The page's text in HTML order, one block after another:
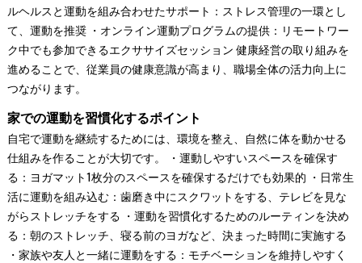
ルヘルスと運動を組み合わせたサポート：ストレス管理の一環とし
て、運動を推奨 ・オンライン運動プログラムの提供：リモートワー
ク中でも参加できるエクササイズセッション 健康経営の取り組みを
進めることで、従業員の健康意識が高まり、職場全体の活力向上に
つながります。
家での運動を習慣化するポイント
自宅で運動を継続するためには、環境を整え、自然に体を動かせる
仕組みを作ることが大切です。 ・運動しやすいスペースを確保す
る：ヨガマット1枚分のスペースを確保するだけでも効果的 ・日常生
活に運動を組み込む：歯磨き中にスクワットをする、テレビを見な
がらストレッチをする ・運動を習慣化するためのルーティンを決め
る：朝のストレッチ、寝る前のヨガなど、決まった時間に実施する
・家族や友人と一緒に運動をする：モチベーションを維持しやすく